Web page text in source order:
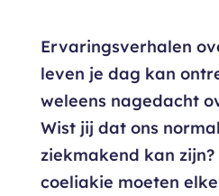
Ervaringsverhalen
leven je dag kan
weleens nagedacht
Wist jij dat ons
ziekmakend kan
coeliakie moeten